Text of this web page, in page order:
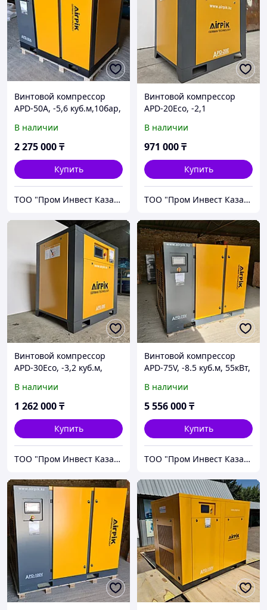
Винтовой компрессор
APD-50A, -5,6 куб.м,10бар,
В наличии
2 275 000₸
Купить
ТОО "Пром Инвест Казахстан"
Винтовой компрессор
APD-20Eco, -2,1
частотным
приводом+двиг.PM) AirPIK
В наличии
971 000₸
Купить
ТОО "Пром Инвест Казахстан"
Винтовой компрессор
APD-30Eco, -3,2 куб.м,
частотным
приводом+двиг.PM) AirPIK
В наличии
1 262 000₸
Купить
ТОО "Пром Инвест Казахстан"
Винтовой компрессор
APD-75V, -8.5 куб.м, 55кВт,
приводом+двиг.PM) AirPIK
В наличии
5 556 000₸
Купить
ТОО "Пром Инвест Казахстан"